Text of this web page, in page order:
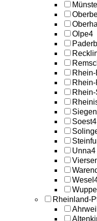
Olpe4
Soest4
Unna4
Wesel
Rheinland-